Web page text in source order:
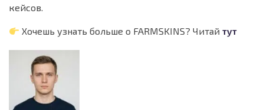
кейсов.
Хочешь узнать больше о FARMSKINS? Читайтут